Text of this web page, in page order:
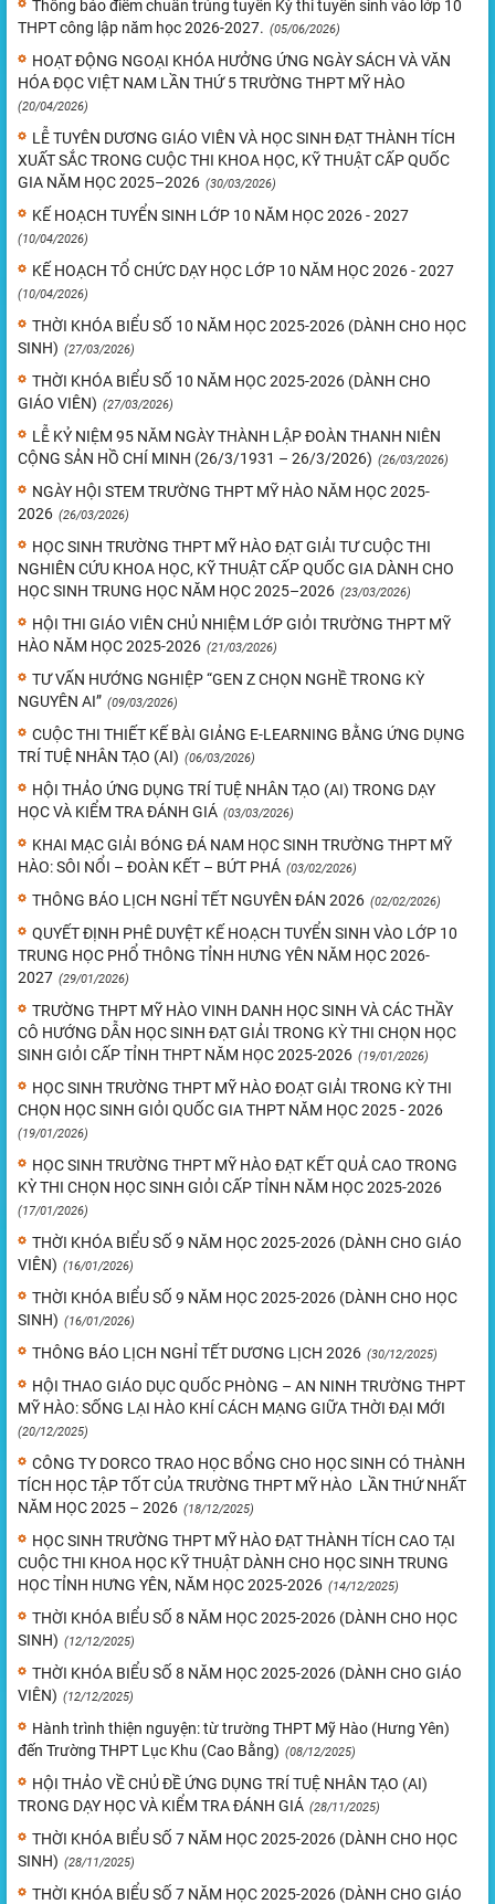
Thông báo điểm chuẩn trúng tuyển Kỳ thi tuyển sinh vào lớp 10
THPT công lập năm học 2026-2027. (05/06/2026)
HOẠT ĐỘNG NGOẠI KHÓA HƯỞNG ỨNG NGÀY SÁCH VÀ VĂN
HÓA ĐỌC VIỆT NAM LẦN THỨ 5 TRƯỜNG THPT MỸ HÀO
(20/04/2026)
LỄ TUYÊN DƯƠNG GIÁO VIÊN VÀ HỌC SINH ĐẠT THÀNH TÍCH
XUẤT SẮC TRONG CUỘC THI KHOA HỌC, KỸ THUẬT CẤP QUỐC
GIA NĂM HỌC 2025–2026 (30/03/2026)
KẾ HOẠCH TUYỂN SINH LỚP 10 NĂM HỌC 2026 - 2027
(10/04/2026)
KẾ HOẠCH TỔ CHỨC DẠY HỌC LỚP 10 NĂM HỌC 2026 - 2027
(10/04/2026)
THỜI KHÓA BIỂU SỐ 10 NĂM HỌC 2025-2026 (DÀNH CHO HỌC
SINH) (27/03/2026)
THỜI KHÓA BIỂU SỐ 10 NĂM HỌC 2025-2026 (DÀNH CHO
GIÁO VIÊN) (27/03/2026)
LỄ KỶ NIỆM 95 NĂM NGÀY THÀNH LẬP ĐOÀN THANH NIÊN
CỘNG SẢN HỒ CHÍ MINH (26/3/1931 – 26/3/2026) (26/03/2026)
NGÀY HỘI STEM TRƯỜNG THPT MỸ HÀO NĂM HỌC 2025-
2026 (26/03/2026)
HỌC SINH TRƯỜNG THPT MỸ HÀO ĐẠT GIẢI TƯ CUỘC THI
NGHIÊN CỨU KHOA HỌC, KỸ THUẬT CẤP QUỐC GIA DÀNH CHO
HỌC SINH TRUNG HỌC NĂM HỌC 2025–2026 (23/03/2026)
HỘI THI GIÁO VIÊN CHỦ NHIỆM LỚP GIỎI TRƯỜNG THPT MỸ
HÀO NĂM HỌC 2025-2026 (21/03/2026)
TƯ VẤN HƯỚNG NGHIỆP “GEN Z CHỌN NGHỀ TRONG KỲ
NGUYÊN AI” (09/03/2026)
CUỘC THI THIẾT KẾ BÀI GIẢNG E-LEARNING BẰNG ỨNG DỤNG
TRÍ TUỆ NHÂN TẠO (AI) (06/03/2026)
HỘI THẢO ỨNG DỤNG TRÍ TUỆ NHÂN TẠO (AI) TRONG DẠY
HỌC VÀ KIỂM TRA ĐÁNH GIÁ (03/03/2026)
KHAI MẠC GIẢI BÓNG ĐÁ NAM HỌC SINH TRƯỜNG THPT MỸ
HÀO: SÔI NỔI – ĐOÀN KẾT – BỨT PHÁ (03/02/2026)
THÔNG BÁO LỊCH NGHỈ TẾT NGUYÊN ĐÁN 2026 (02/02/2026)
QUYẾT ĐỊNH PHÊ DUYỆT KẾ HOẠCH TUYỂN SINH VÀO LỚP 10
TRUNG HỌC PHỔ THÔNG TỈNH HƯNG YÊN NĂM HỌC 2026-
2027 (29/01/2026)
TRƯỜNG THPT MỸ HÀO VINH DANH HỌC SINH VÀ CÁC THẦY
CÔ HƯỚNG DẪN HỌC SINH ĐẠT GIẢI TRONG KỲ THI CHỌN HỌC
SINH GIỎI CẤP TỈNH THPT NĂM HỌC 2025-2026 (19/01/2026)
HỌC SINH TRƯỜNG THPT MỸ HÀO ĐOẠT GIẢI TRONG KỲ THI
CHỌN HỌC SINH GIỎI QUỐC GIA THPT NĂM HỌC 2025 - 2026
(19/01/2026)
HỌC SINH TRƯỜNG THPT MỸ HÀO ĐẠT KẾT QUẢ CAO TRONG
KỲ THI CHỌN HỌC SINH GIỎI CẤP TỈNH NĂM HỌC 2025-2026
(17/01/2026)
THỜI KHÓA BIỂU SỐ 9 NĂM HỌC 2025-2026 (DÀNH CHO GIÁO
VIÊN) (16/01/2026)
THỜI KHÓA BIỂU SỐ 9 NĂM HỌC 2025-2026 (DÀNH CHO HỌC
SINH) (16/01/2026)
THÔNG BÁO LỊCH NGHỈ TẾT DƯƠNG LỊCH 2026 (30/12/2025)
HỘI THAO GIÁO DỤC QUỐC PHÒNG – AN NINH TRƯỜNG THPT
MỸ HÀO: SỐNG LẠI HÀO KHÍ CÁCH MẠNG GIỮA THỜI ĐẠI MỚI
(20/12/2025)
CÔNG TY DORCO TRAO HỌC BỔNG CHO HỌC SINH CÓ THÀNH
TÍCH HỌC TẬP TỐT CỦA TRƯỜNG THPT MỸ HÀO LẦN THỨ NHẤT
NĂM HỌC 2025 – 2026 (18/12/2025)
HỌC SINH TRƯỜNG THPT MỸ HÀO ĐẠT THÀNH TÍCH CAO TẠI
CUỘC THI KHOA HỌC KỸ THUẬT DÀNH CHO HỌC SINH TRUNG
HỌC TỈNH HƯNG YÊN, NĂM HỌC 2025-2026 (14/12/2025)
THỜI KHÓA BIỂU SỐ 8 NĂM HỌC 2025-2026 (DÀNH CHO HỌC
SINH) (12/12/2025)
THỜI KHÓA BIỂU SỐ 8 NĂM HỌC 2025-2026 (DÀNH CHO GIÁO
VIÊN) (12/12/2025)
Hành trình thiện nguyện: từ trường THPT Mỹ Hào (Hưng Yên)
đến Trường THPT Lục Khu (Cao Bằng) (08/12/2025)
HỘI THẢO VỀ CHỦ ĐỀ ỨNG DỤNG TRÍ TUỆ NHÂN TẠO (AI)
TRONG DẠY HỌC VÀ KIỂM TRA ĐÁNH GIÁ (28/11/2025)
THỜI KHÓA BIỂU SỐ 7 NĂM HỌC 2025-2026 (DÀNH CHO HỌC
SINH) (28/11/2025)
THỜI KHÓA BIỂU SỐ 7 NĂM HỌC 2025-2026 (DÀNH CHO GIÁO